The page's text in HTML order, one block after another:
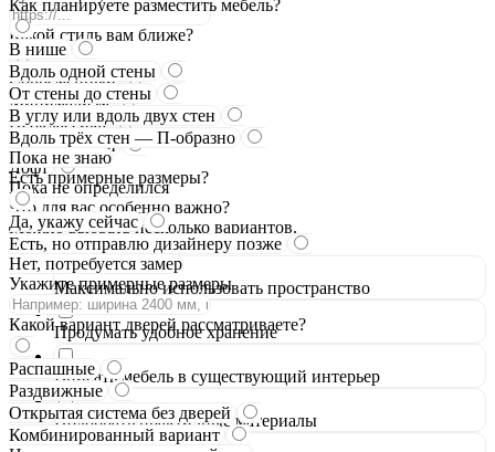
Какой стиль вам ближе?
Современный
Минимализм
Неоклассика
Классический
Лофт
Пока не определился
Что для вас особенно важно?
Можно выбрать несколько вариантов.
Максимально использовать пространство
Продумать удобное хранение
Вписать мебель в существующий интерьер
Подобрать практичные материалы
Как планируете разместить мебель?
В нише
Вдоль одной стены
От стены до стены
В углу или вдоль двух стен
Вдоль трёх стен — П-образно
Пока не знаю
Есть примерные размеры?
Да, укажу сейчас
Есть, но отправлю дизайнеру позже
Нет, потребуется замер
Укажите примерные размеры
Какой вариант дверей рассматриваете?
Распашные
Раздвижные
Открытая система без дверей
Комбинированный вариант